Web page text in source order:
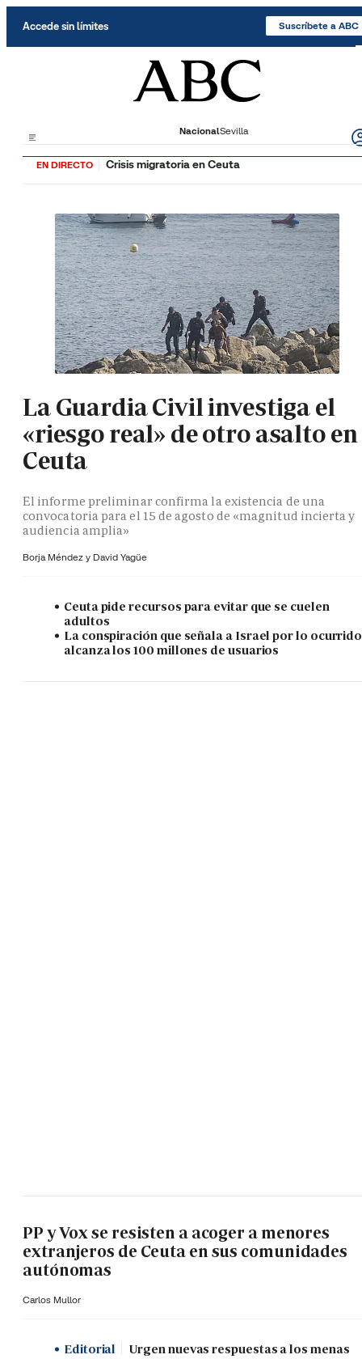
Accede sin límites Suscríbete a ABC
NacionalSevilla
EN DIRECTO Crisis migratoria en Ceuta
La Guardia Civil investiga el
«riesgo real» de otro asalto en
Ceuta
El informe preliminar confirma la existencia de una
convocatoria para el 15 de agosto de «magnitud incierta y
audiencia amplia»
Borja Méndez y David Yagüe
Ceuta pide recursos para evitar que se cuelen
adultos
La conspiración que señala a Israel por lo ocurrido
alcanza los 100 millones de usuarios
PP y Vox se resisten a acoger a menores
extranjeros de Ceuta en sus comunidades
autónomas
Carlos Mullor
Editorial Urgen nuevas respuestas a los menas